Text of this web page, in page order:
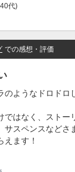
代)
での感想・評価
のようなドロドロ
ではなく、ストー
サスペンスなどさ
えます！